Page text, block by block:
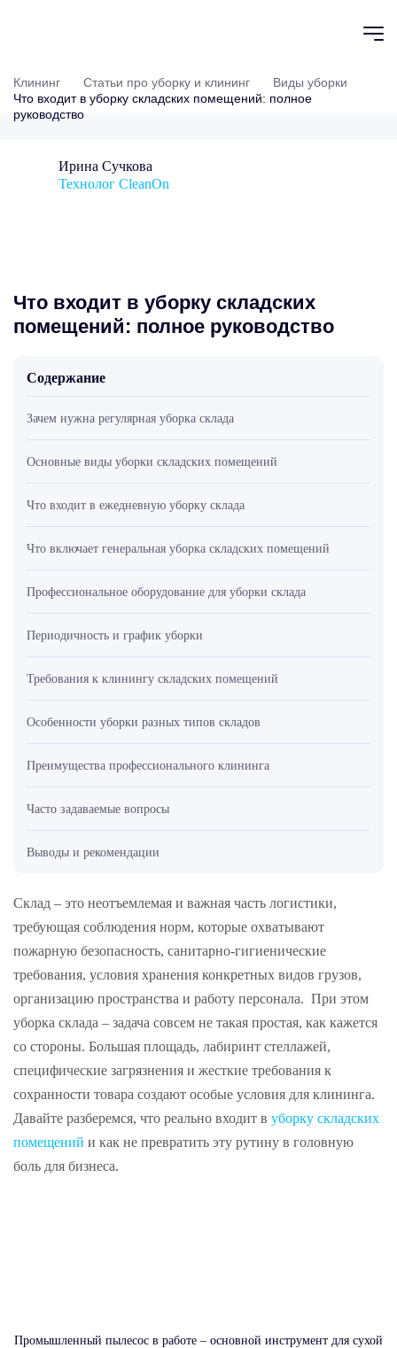
Клининг Статьи про уборку и клининг
Виды уборки
Что входит в уборку складских помещений: полное
руководство
Ирина Сучкова
Технолог CleanOn
Что входит в уборку складских
помещений: полное руководство
Содержание
Зачем нужна регулярная уборка склада
Основные виды уборки складских помещений
Что входит в ежедневную уборку склада
Что включает генеральная уборка складских помещений
Профессиональное оборудование для уборки склада
Периодичность и график уборки
Требования к клинингу складских помещений
Особенности уборки разных типов складов
Преимущества профессионального клининга
Часто задаваемые вопросы
Выводы и рекомендации
Склад – это неотъемлемая и важная часть логистики,
требующая соблюдения норм, которые охватывают
пожарную безопасность, санитарно-гигиенические
требования, условия хранения конкретных видов грузов,
организацию пространства и работу персонала. При этом
уборка склада – задача совсем не такая простая, как кажется
со стороны. Большая площадь, лабиринт стеллажей,
специфические загрязнения и жесткие требования к
сохранности товара создают особые условия для клининга.
Давайте разберемся, что реально входит в уборку складских
помещений и как не превратить эту рутину в головную
боль для бизнеса.
Промышленный пылесос в работе – основной инструмент для сухой